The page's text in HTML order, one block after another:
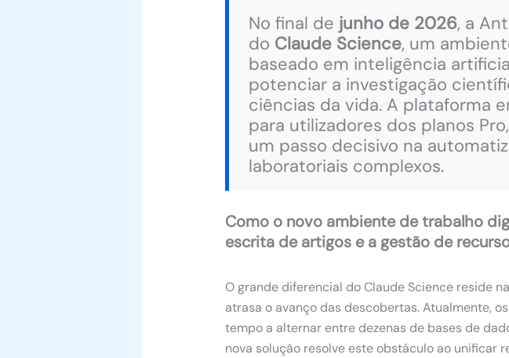
No final de junho de 2026, a
do Claude Science, um
baseado em inteligência
potenciar a investigação
ciências da vida. A plataforma
para utilizadores dos planos
um passo decisivo na
laboratoriais complexos.
Como o novo ambiente de trabalho
escrita de artigos e a gestão de
O grande diferencial do Claude Science reside
atrasa o avanço das descobertas. Atualmente,
tempo a alternar entre dezenas de bases de
nova solução resolve este obstáculo ao